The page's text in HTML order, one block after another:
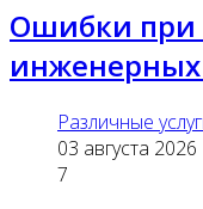
Ошибки при
Различные
03 августа 2026
7